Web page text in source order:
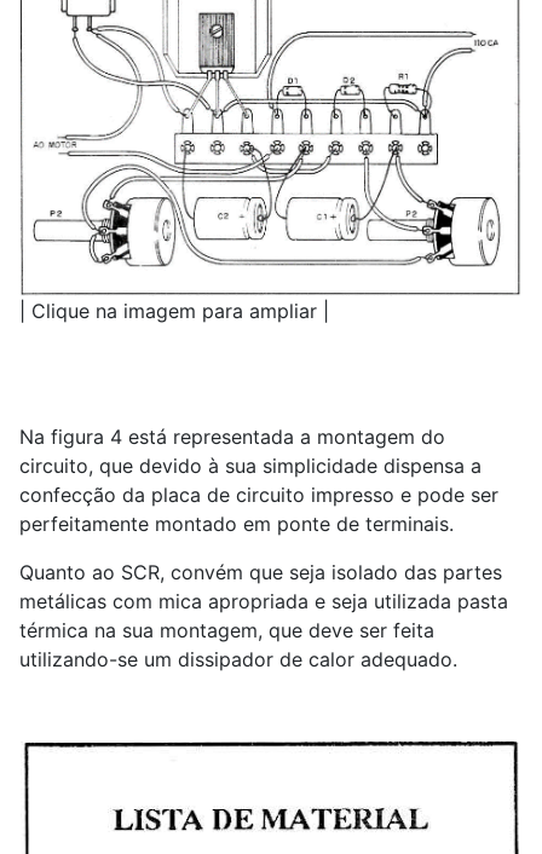
| Clique na imagem para ampliar |
Na figura 4 está representada a montagem do
circuito, que devido à sua simplicidade dispensa a
confecção da placa de circuito impresso e pode ser
perfeitamente montado em ponte de terminais.
Quanto ao SCR, convém que seja isolado das partes
metálicas com mica apropriada e seja utilizada pasta
térmica na sua montagem, que deve ser feita
utilizando-se um dissipador de calor adequado.